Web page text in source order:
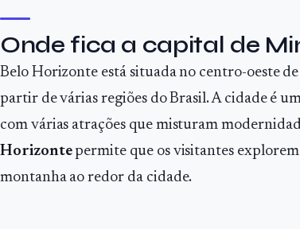
Onde fica a capital de
Belo Horizonte está situada no centro-oeste
partir de várias regiões do Brasil. A cidade é
com várias atrações que misturam
Horizontepermite que os visitantes
montanha ao redor da cidade.